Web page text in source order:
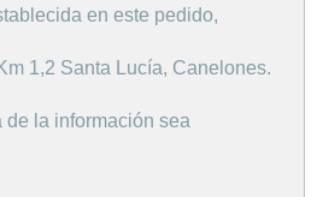
en este pedido,
1,2 Santa Lucía, Canelones.
la información sea